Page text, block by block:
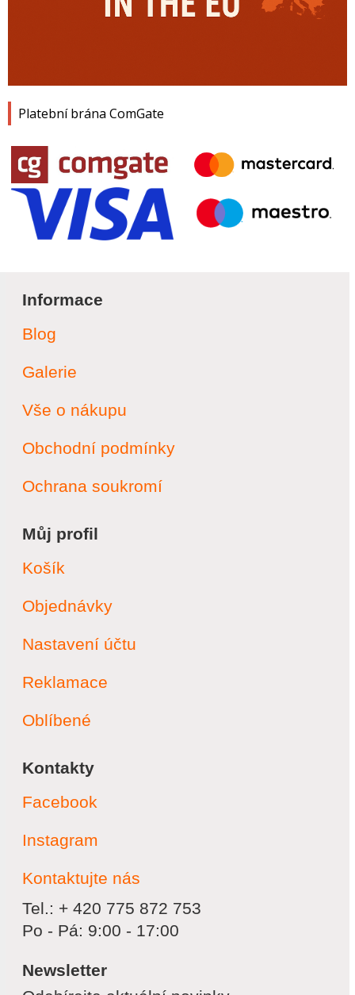
Platební brána ComGate
Informace
Blog
Galerie
Vše o nákupu
Obchodní podmínky
Ochrana soukromí
Můj profil
Košík
Objednávky
Nastavení účtu
Reklamace
Oblíbené
Kontakty
Facebook
Instagram
Kontaktujte nás
Tel.: + 420 775 872 753
Po - Pá: 9:00 - 17:00
Newsletter